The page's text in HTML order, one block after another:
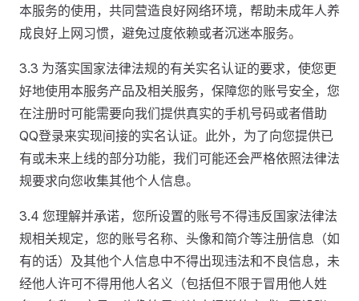
本服务的使用，共同营造良好网络环境，帮助未成年人养
成良好上网习惯，避免过度依赖或者沉迷本服务。
3.3 为落实国家法律法规的有关实名认证的要求，使您更
好地使用本服务产品及相关服务，保障您的账号安全，您
在注册时可能需要向我们提供真实的手机号码或者借助
QQ登录来实现间接的实名认证。此外，为了向您提供已
有或未来上线的部分功能，我们可能还会严格依照法律法
规要求向您收集其他个人信息。
3.4 您理解并承诺，您所设置的账号不得违反国家法律法
规相关规定，您的账号名称、头像和简介等注册信息（如
有的话）及其他个人信息中不得出现违法和不良信息，未
经他人许可不得用他人名义（包括但不限于冒用他人姓